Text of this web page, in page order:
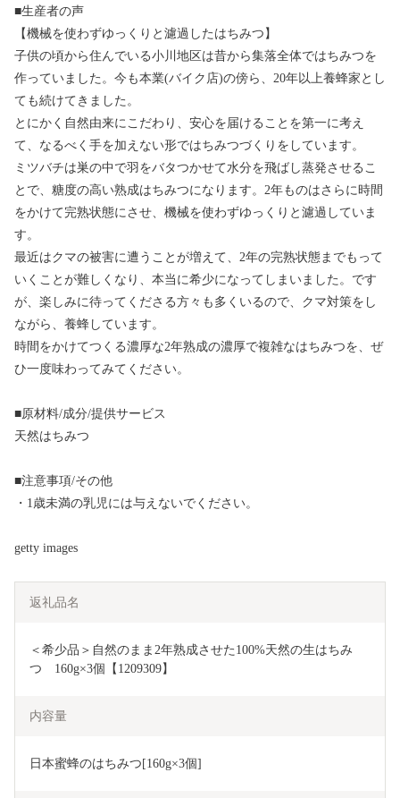
■生産者の声
【機械を使わずゆっくりと濾過したはちみつ】
子供の頃から住んでいる小川地区は昔から集落全体ではちみつを
作っていました。今も本業(バイク店)の傍ら、20年以上養蜂家とし
ても続けてきました。
とにかく自然由来にこだわり、安心を届けることを第一に考え
て、なるべく手を加えない形ではちみつづくりをしています。
ミツバチは巣の中で羽をバタつかせて水分を飛ばし蒸発させるこ
とで、糖度の高い熟成はちみつになります。2年ものはさらに時間
をかけて完熟状態にさせ、機械を使わずゆっくりと濾過していま
す。
最近はクマの被害に遭うことが増えて、2年の完熟状態までもって
いくことが難しくなり、本当に希少になってしまいました。です
が、楽しみに待ってくださる方々も多くいるので、クマ対策をし
ながら、養蜂しています。
時間をかけてつくる濃厚な2年熟成の濃厚で複雑なはちみつを、ぜ
ひ一度味わってみてください。
■原材料/成分/提供サービス
天然はちみつ
■注意事項/その他
・1歳未満の乳児には与えないでください。
getty images
返礼品名
＜希少品＞自然のまま2年熟成させた100%天然の生はちみ
つ　160g×3個【1209309】
内容量
日本蜜蜂のはちみつ[160g×3個]